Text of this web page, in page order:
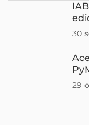
30
29